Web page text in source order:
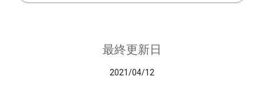
最終更新日
2021/04/12